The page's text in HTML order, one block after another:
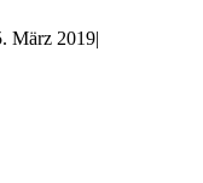
März 2019|